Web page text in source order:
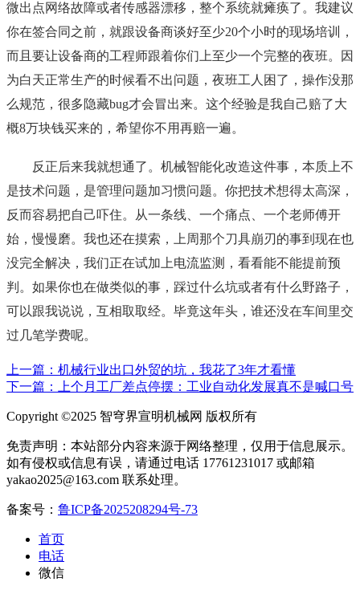
微出点网络故障或者传感器漂移，整个系统就瘫痪了。我建议
你在签合同之前，就跟设备商谈好至少20个小时的现场培训，
而且要让设备商的工程师跟着你们上至少一个完整的夜班。因
为白天正常生产的时候看不出问题，夜班工人困了，操作没那
么规范，很多隐藏bug才会冒出来。这个经验是我自己赔了大
概8万块钱买来的，希望你不用再赔一遍。
反正后来我就想通了。机械智能化改造这件事，本质上不
是技术问题，是管理问题加习惯问题。你把技术想得太高深，
反而容易把自己吓住。从一条线、一个痛点、一个老师傅开
始，慢慢磨。我也还在摸索，上周那个刀具崩刃的事到现在也
没完全解决，我们正在试加上电流监测，看看能不能提前预
判。如果你也在做类似的事，踩过什么坑或者有什么野路子，
可以跟我说说，互相取取经。毕竟这年头，谁还没在车间里交
过几笔学费呢。
上一篇：机械行业出口外贸的坑，我花了3年才看懂
下一篇：上个月工厂差点停摆：工业自动化发展真不是喊口号
Copyright ©2025 智穹界宣明机械网 版权所有
免责声明：本站部分内容来源于网络整理，仅用于信息展示。
如有侵权或信息有误，请通过电话 17761231017 或邮箱
yakao2025@163.com 联系处理。
备案号： 鲁ICP备2025208294号-73
首页
电话
微信